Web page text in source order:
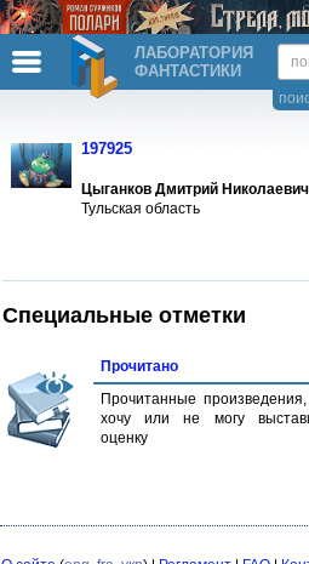
ЛАБОРАТОРИЯ
ФАНТАСТИКИ
197925
Цыганков Дмитрий Николаевич
Тульская область
Специальные отметки
Прочитано
Прочитанные
хочу или не могу
оценку